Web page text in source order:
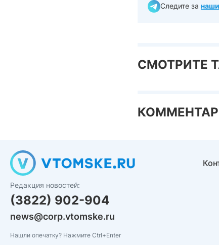
Следите за
СМОТРИТЕ
Редакция новостей:
(3822) 902-904
news@corp.vtomske.ru
Нашли опечатку? Нажмите Ctrl+Enter